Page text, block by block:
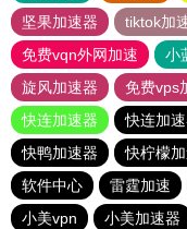
坚果加速器
tiktok加
免费vqn外网加速
小
旋风加速器
免费vps
快连加速器
快连加
快鸭加速器
快柠檬
软件中心
雷霆加速
小美vpn
小美加速器